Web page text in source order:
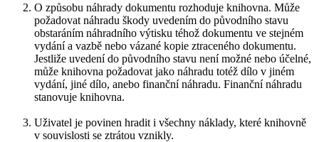
O způsobu náhrady dokumentu rozhoduje knihovna. Může
požadovat náhradu škody uvedením do původního stavu
obstaráním náhradního výtisku téhož dokumentu ve stejném
vydání a vazbě nebo vázané kopie ztraceného dokumentu.
Jestliže uvedení do původního stavu není možné nebo účelné,
může knihovna požadovat jako náhradu totéž dílo v jiném
vydání, jiné dílo, anebo finanční náhradu. Finanční náhradu
stanovuje knihovna.
Uživatel je povinen hradit i všechny náklady, které knihovně
v souvislosti se ztrátou vznikly.